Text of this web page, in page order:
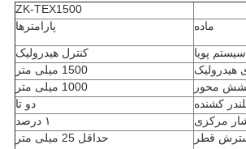
ZK-TEX1500
ماده پارامترها
سیستم پویا
کنترل هیدرولیک
1500 میلی متر
محور
1000 میلی متر
کشنده
دو تا
مرکزی
۱ درصد
قطر
حداقل 25 میلی متر